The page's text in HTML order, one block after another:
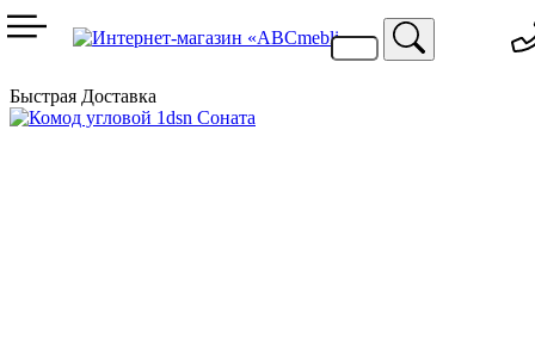
Быстрая Доставка